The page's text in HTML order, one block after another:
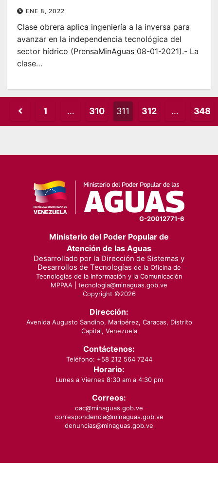
ENE 8, 2022
Clase obrera aplica ingeniería a la inversa para
avanzar en la independencia tecnológica del
sector hídrico (PrensaMinAguas 08-01-2021).- La
clase…
Posts
pagination
1 … 310 311 312 … 348
G-20012771-6
Ministerio del Poder Popular de
Atención de las Aguas
Desarrollado por la Dirección de Sistemas y
Desarrollos de Tecnologías de la Oficina de
Tecnologías de la Información y la Comunicación
MPPAA | tecnologia@minaguas.gob.ve
Copyright ©2026
Dirección:
Avenida Augusto Sandino, Maripérez, Caracas, Distrito
Capital, Venezuela
Contáctenos:
Teléfono: +58 212 564 7244
Horario:
Lunes a Viernes 8:30 am a 4:30 pm
Correos:
oac@minaguas.gob.ve
correspondencia@minaguas.gob.ve
denuncias@minaguas.gob.ve